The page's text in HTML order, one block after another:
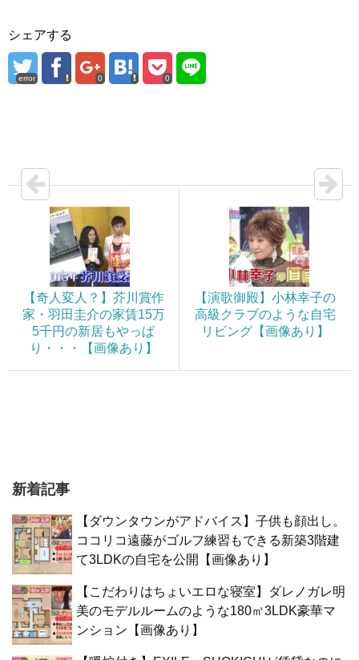
シェアする
error 0 0
【奇人変人？】芥川賞作
家・羽田圭介の家賃15万
5千円の新居もやっぱ
り・・・【画像あり】
【演歌御殿】小林幸子の
高級クラブのような自宅
リビング【画像あり】
新着記事
【ダウンタウンがアドバイス】子供も顔出し。
ココリコ遠藤がゴルフ練習もできる新築3階建
て3LDKの自宅を公開【画像あり】
【こだわりはちょいエロな寝室】ダレノガレ明
美のモデルルームのような180㎡3LDK豪華マ
ンション【画像あり】